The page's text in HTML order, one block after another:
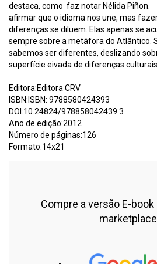
destaca, como faz notar Nélida
afirmar que o idioma nos une, mas
diferenças se diluem. Elas apenas se
sempre sobre a metáfora do Atlântico.
sabemos ser diferentes, deslizando
superfície eivada de diferenças
Editora:Editora CRV
ISBN:ISBN: 9788580424393
DOI:10.24824/978858042439.3
Ano de edição:2012
Número de páginas:126
Formato:14x21
Compre a versão E-